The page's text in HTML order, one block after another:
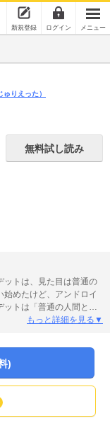
新規登録 ログイン メニュー
ゅりえった）
無料試し読み
ットは、見た目は普通の
めたけど、アンドロイ
ットは「普通の人間と同
めるが…!?もっと詳細を見る▼
)